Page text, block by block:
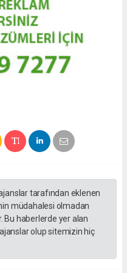
tarafından eklenen
müdahalesi olmadan
Bu haberlerde yer alan
olup sitemizin hiç